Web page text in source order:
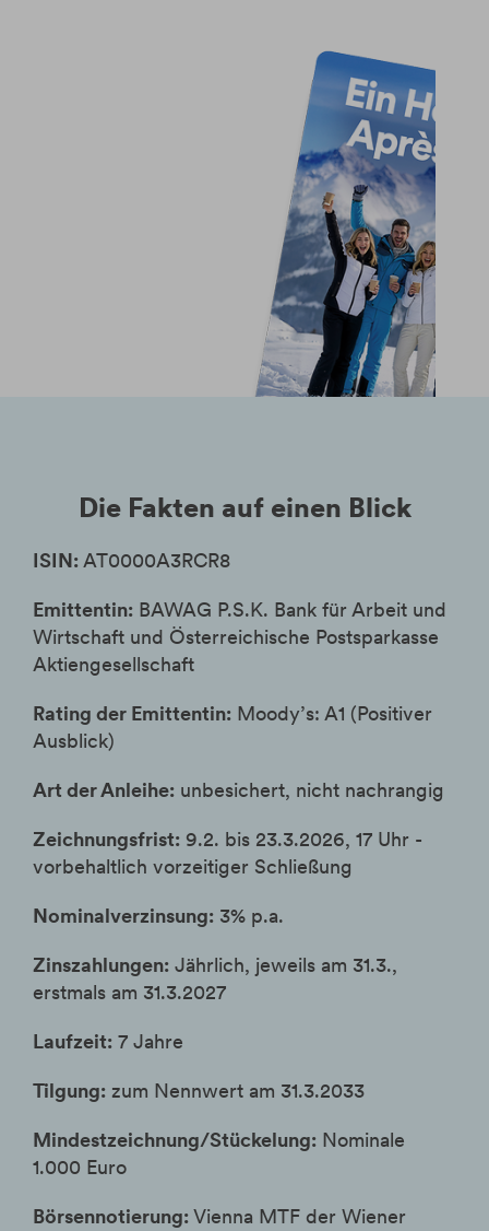
Die Fakten auf einen Blick
ISIN: AT0000A3RCR8
Emittentin: BAWAG P.S.K. Bank für Arbeit und
Wirtschaft und Österreichische Postsparkasse
Aktiengesellschaft
Rating der Emittentin: Moody’s: A1 (Positiver
Ausblick)
Art der Anleihe: unbesichert, nicht nachrangig
Zeichnungsfrist: 9.2. bis 23.3.2026, 17 Uhr -
vorbehaltlich vorzeitiger Schließung
Nominalverzinsung: 3% p.a.
Zinszahlungen: Jährlich, jeweils am 31.3.,
erstmals am 31.3.2027
Laufzeit: 7 Jahre
Tilgung: zum Nennwert am 31.3.2033
Mindestzeichnung/Stückelung: Nominale
1.000 Euro
Börsennotierung:Vienna MTF der Wiener